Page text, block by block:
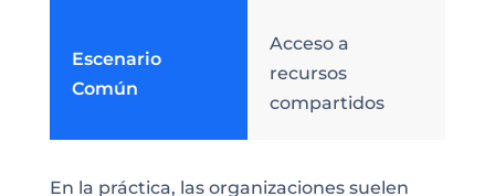
Escenario
Común
Acceso a
recursos
compartidos
En la práctica, las organizaciones suelen